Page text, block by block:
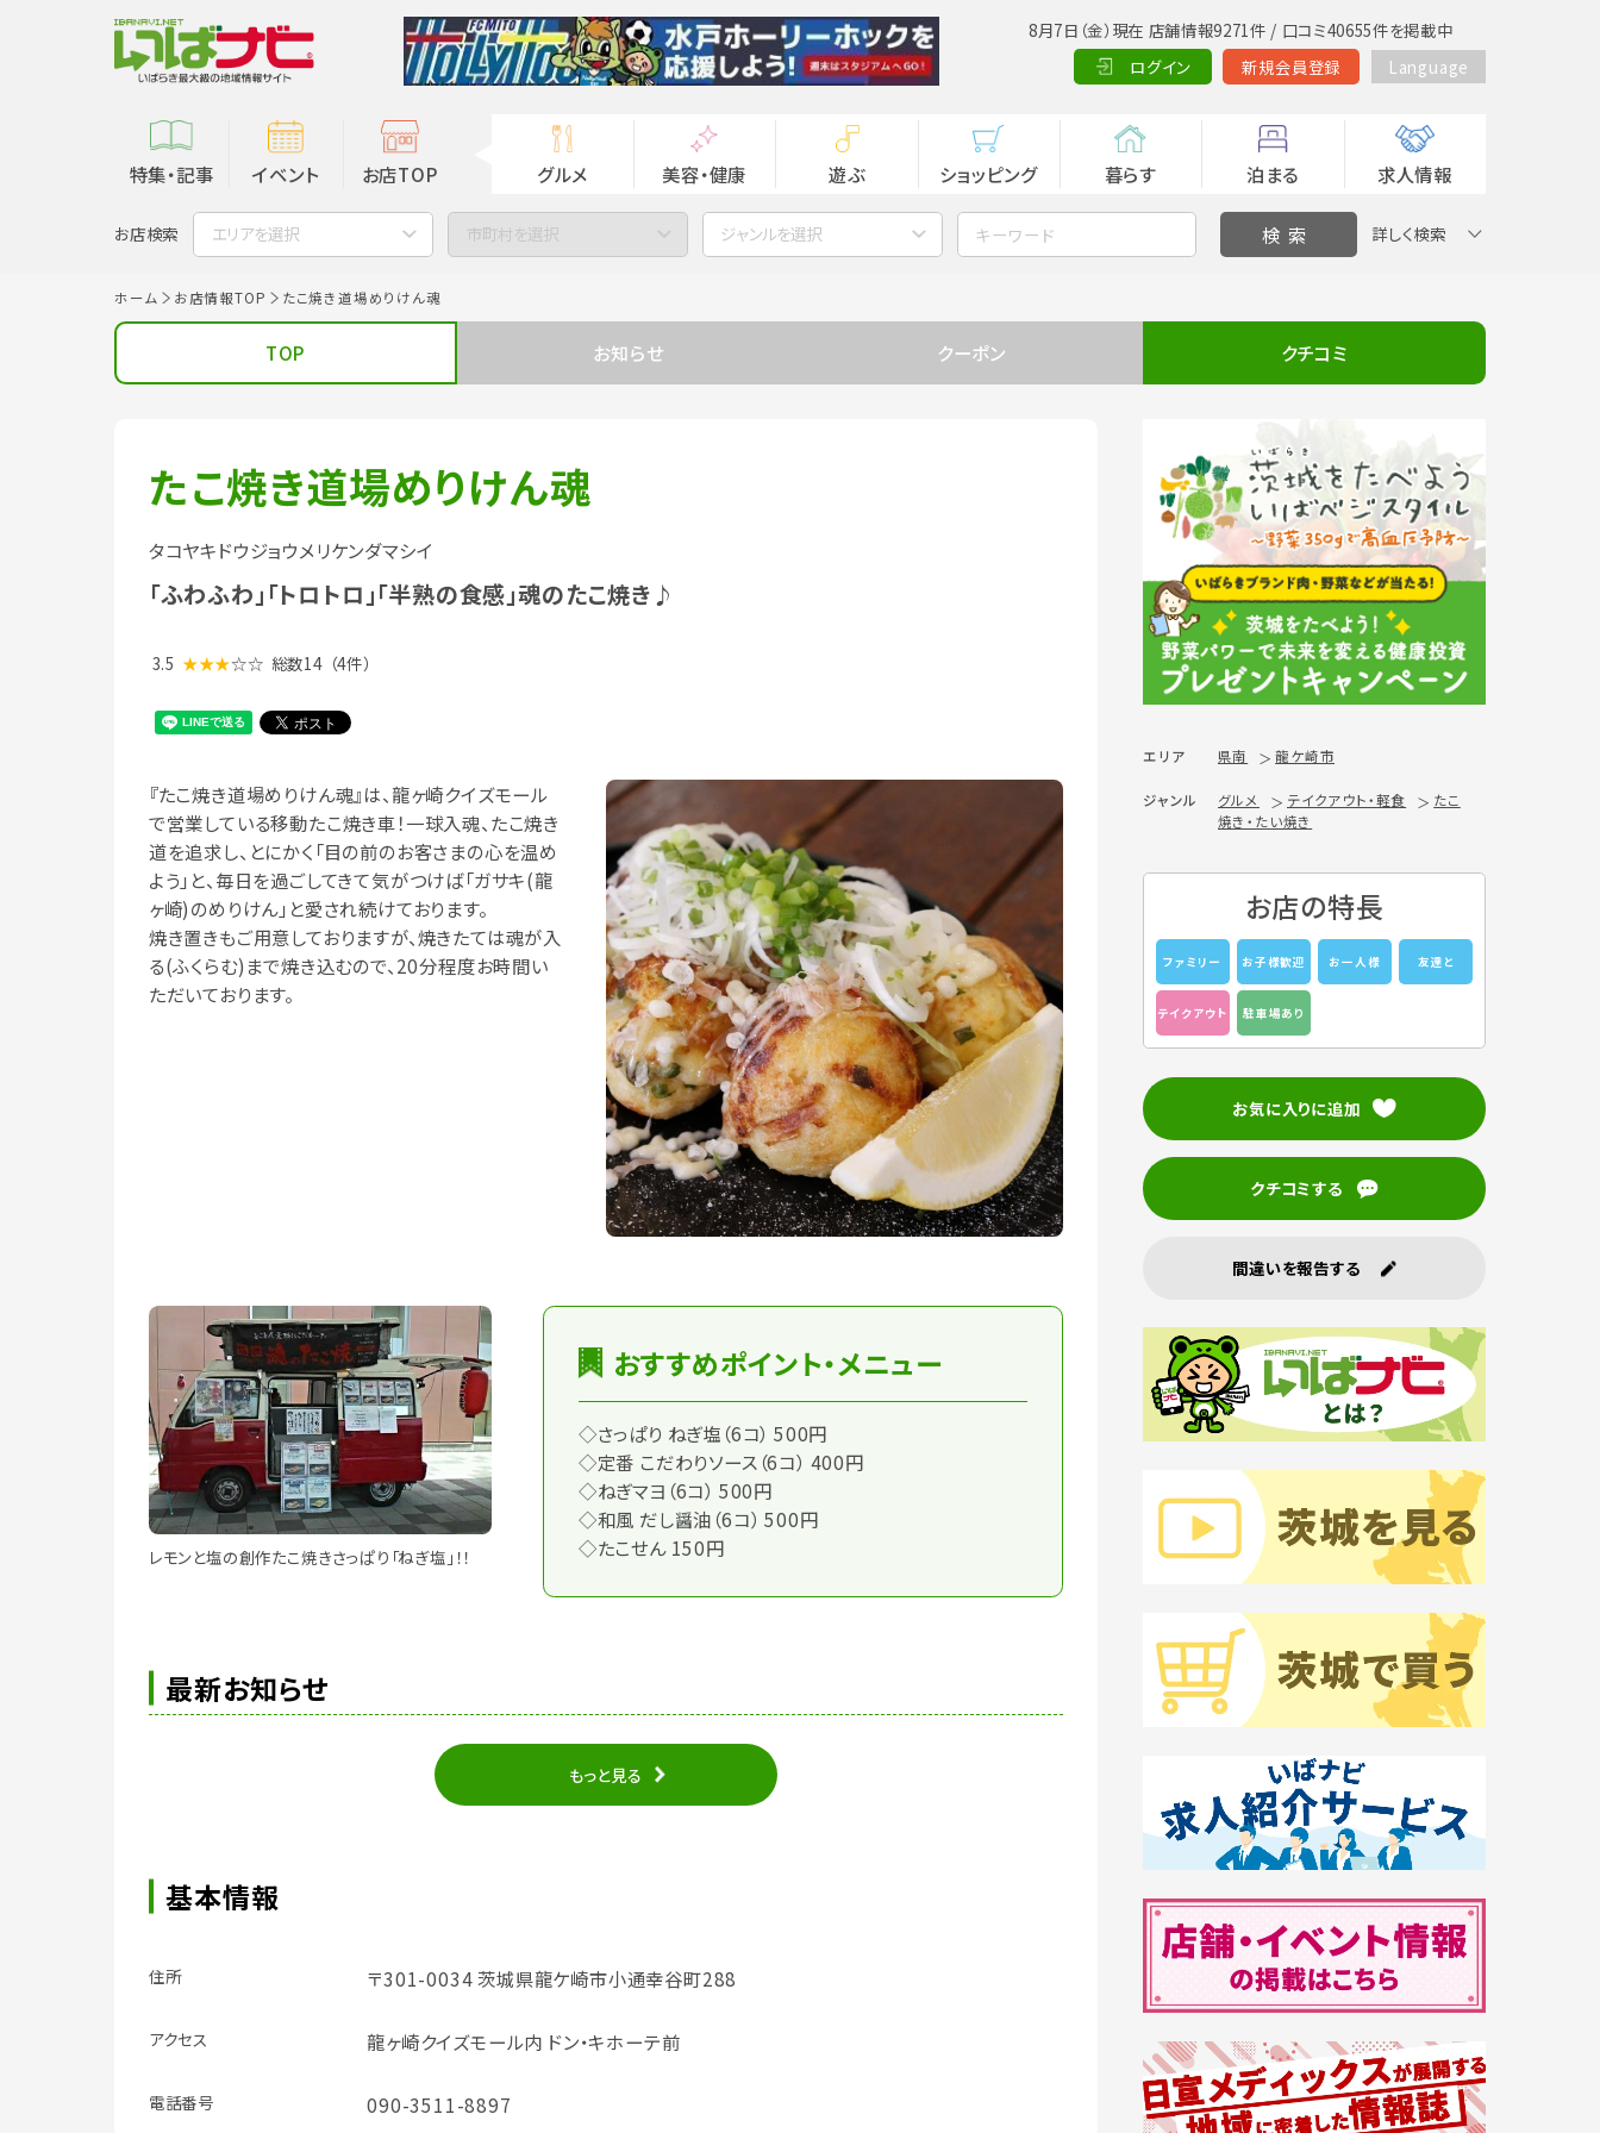
8月7日（金）現在 店舗情報9271件 / 口コミ40655件を掲載中
ログイン
新規会員登録 Language
特集・記事 イベント お店TOP グルメ 美容・健康 遊ぶ ショッピング 暮らす 泊まる 求人情報
お店検索 エリアを選択 市町村を選択 ジャンルを選択 詳しく検索
ホーム お店情報TOP たこ焼き道場めりけん魂
TOP お知らせ クーポン クチコミ
たこ焼き道場めりけん魂
タコヤキドウジョウメリケンダマシイ
「ふわふわ」「トロトロ」「半熟の食感」魂のたこ焼き♪
3.5 ★★★☆☆ 総数14 （4件）
『たこ焼き道場めりけん魂』は、龍ヶ崎クイズモール
で営業している移動たこ焼き車！一球入魂、たこ焼き
道を追求し、とにかく「目の前のお客さまの心を温め
よう」と、毎日を過ごしてきて気がつけば「ガサキ(龍
ヶ崎)のめりけん」と愛され続けております。
焼き置きもご用意しておりますが、焼きたては魂が入
る(ふくらむ)まで焼き込むので、20分程度お時間い
ただいております。
レモンと塩の創作たこ焼きさっぱり「ねぎ塩」！！
おすすめポイント・メニュー
◇さっぱり ねぎ塩（6コ） 500円
◇定番 こだわりソース（6コ） 400円
◇ねぎマヨ（6コ） 500円
◇和風 だし醤油（6コ） 500円
◇たこせん 150円
最新お知らせ
もっと見る
基本情報
住所 〒301-0034 茨城県龍ケ崎市小通幸谷町288
アクセス 龍ヶ崎クイズモール内 ドン・キホーテ前
電話番号 090-3511-8897
エリア 県南 龍ケ崎市
ジャンル グルメ テイクアウト・軽食
たこ
焼き・たい焼き
お店の特長
ファミリー お子様歓迎 お一人様 友達と
テイクアウト 駐車場あり
お気に入りに追加
クチコミする
間違いを報告する